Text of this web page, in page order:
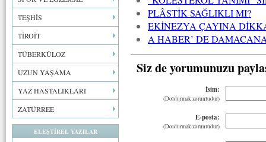
TEŞHİS
TİROİT
TÜBERKÜLOZ
UZUN YAŞAMA
YAZ HASTALIKLARI
ZATÜRREE
ELEŞTİREL YAZILAR
PLÂSTİK SAĞLIKLI MI?
EKİNEZYA ÇAYINA
A HABER’ DE
Siz de yorumunuzu
İsim:
(Doldurmak zorunludur)
E-posta:
(Doldurmak zorunludur)